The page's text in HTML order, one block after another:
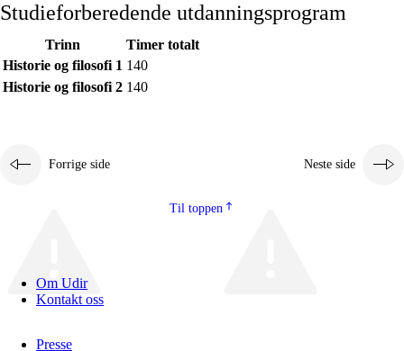
Fagenes relevans og sentrale verdier
Kjerneelementer
Studieforberedende utdanningsprogram
Trinn
Timer totalt
Historie og filosofi 1 140
Historie og filosofi 2 140
Forrige side Neste side
Til toppen
Om Udir
Kontakt oss
Presse